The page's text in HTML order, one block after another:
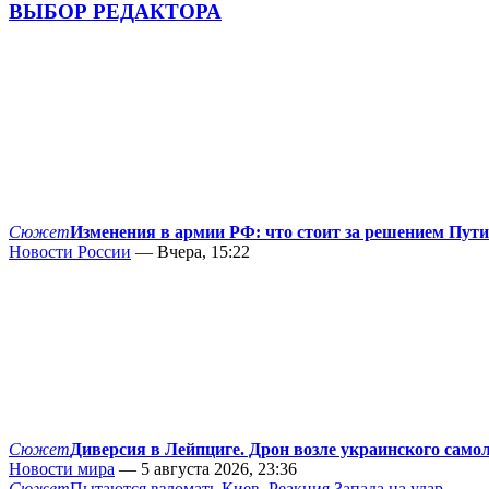
ВЫБОР РЕДАКТОРА
СюжетИзменения в армии РФ: что стоит за решением
Новости России — Вчера, 15:22
СюжетДиверсия в Лейпциге. Дрон возле украинского
Новости мира — 5 августа 2026, 23:36